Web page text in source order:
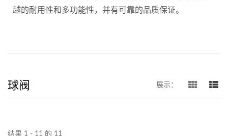
越的耐用性和多功能性，并有可靠的品质保证。
球阀 展示：
结果 1 - 11 的 11